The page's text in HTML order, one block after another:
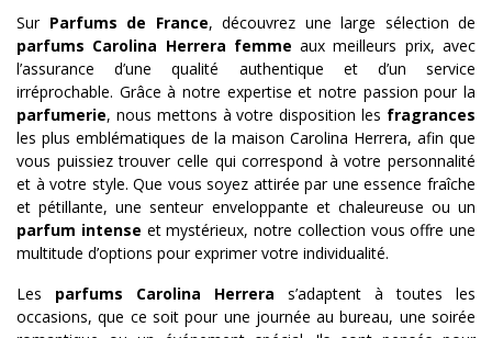
Sur Parfums de France, découvrez une large sélection de
parfums Carolina Herrera femme aux meilleurs prix, avec
l’assurance d’une qualité authentique et d’un service
irréprochable. Grâce à notre expertise et notre passion pour la
parfumerie, nous mettons à votre disposition les fragrances
les plus emblématiques de la maison Carolina Herrera, afin que
vous puissiez trouver celle qui correspond à votre personnalité
et à votre style. Que vous soyez attirée par une essence fraîche
et pétillante, une senteur enveloppante et chaleureuse ou un
parfum intense et mystérieux, notre collection vous offre une
multitude d’options pour exprimer votre individualité.
Les parfums Carolina Herrera s’adaptent à toutes les
occasions, que ce soit pour une journée au bureau, une soirée